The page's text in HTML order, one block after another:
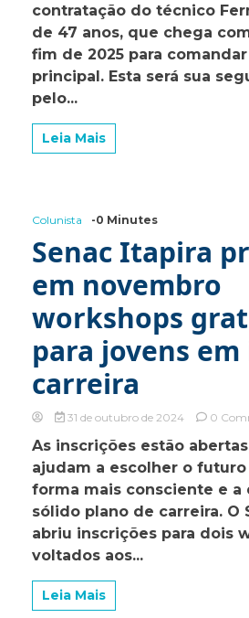
contratação do técnico
de 47 anos, que chega
fim de 2025 para
principal. Esta será sua
pelo...
Leia Mais
Colunista -0 Minutes
Senac Itapira
em novembro
workshops
para jovens
carreira
31 de outubro de 2024 0
As inscrições estão
ajudam a escolher o
forma mais consciente e a
sólido plano de carreira. O
abriu inscrições para dois
voltados aos...
Leia Mais